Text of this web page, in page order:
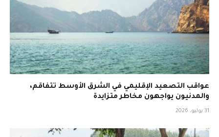
عواقب التصعيد الإقليمي في الشرق الأوسط تتفاقم،
والمدنيون يواجهون مخاطر متزايدة
31 يوليو، 2026